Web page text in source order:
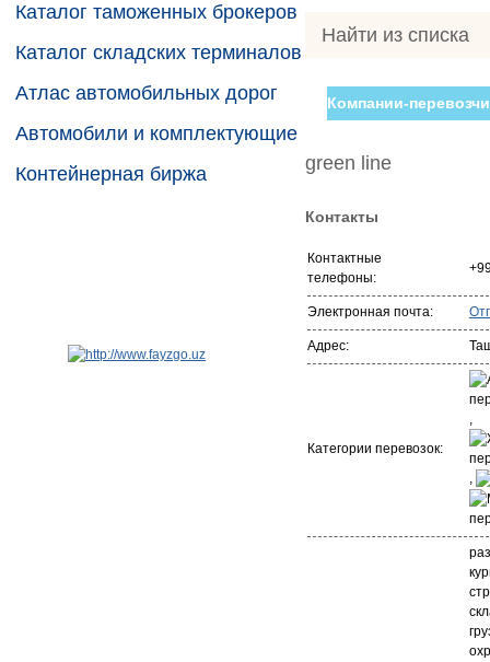
Каталог таможенных брокеров
Каталог складских терминалов
Атлас автомобильных дорог
Автомобили и комплектующие
Контейнерная биржа
Найти из списка
Компании-
green line
Контакты
Контактные
телефоны:
Электронная почта:
Адрес:
Категории перевозок:
,
,